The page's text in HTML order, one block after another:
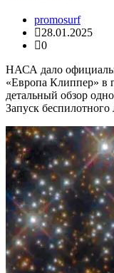
promosurf
28.01.2025
0
НАСА дало
«Европа Клиппер» в
детальный обзор
Запуск